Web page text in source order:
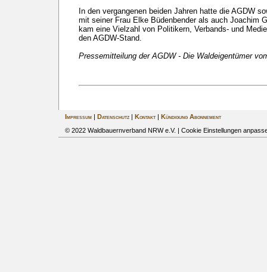
In den vergangenen beiden Jahren hatte die AGDW
mit seiner Frau Elke Büdenbender als auch Joachim
kam eine Vielzahl von Politikern, Verbands- und
den AGDW-Stand.
Pressemitteilung der AGDW - Die Waldeigentümer
Impressum| Datenschutz| Kontakt|
Kündigung Abonnement
© 2022 Waldbauernverband NRW e.V. | Cookie Einstellungen